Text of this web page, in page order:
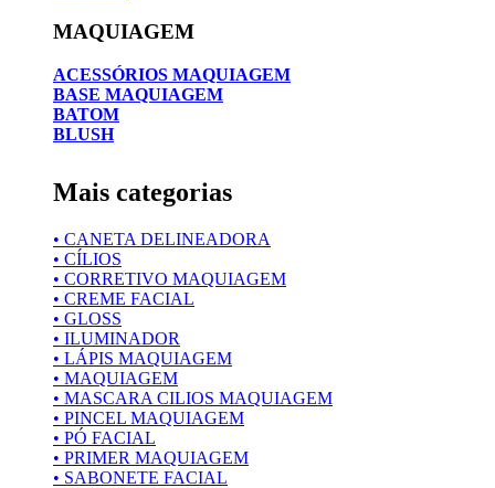
MAQUIAGEM
ACESSÓRIOS MAQUIAGEM
BASE MAQUIAGEM
BATOM
BLUSH
Mais categorias
• CANETA DELINEADORA
• CÍLIOS
• CORRETIVO MAQUIAGEM
• CREME FACIAL
• GLOSS
• ILUMINADOR
• LÁPIS MAQUIAGEM
• MAQUIAGEM
• MASCARA CILIOS MAQUIAGEM
• PINCEL MAQUIAGEM
• PÓ FACIAL
• PRIMER MAQUIAGEM
• SABONETE FACIAL